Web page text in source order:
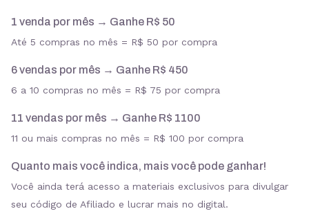
1 venda por mês → Ganhe R$ 50
Até 5 compras no mês = R$ 50 por compra
6 vendas por mês → Ganhe R$ 450
6 a 10 compras no mês = R$ 75 por compra
11 vendas por mês → Ganhe R$ 1100
11 ou mais compras no mês = R$ 100 por compra
Quanto mais você indica, mais você pode ganhar!
Você ainda terá acesso a materiais exclusivos para divulgar
seu código de Afiliado e lucrar mais no digital.